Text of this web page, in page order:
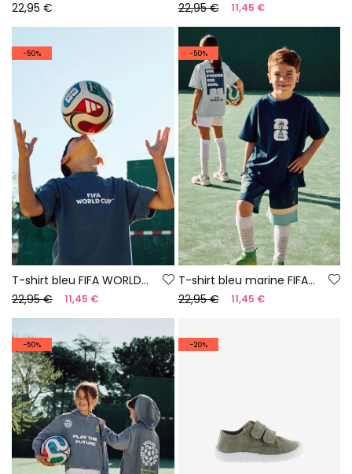
22,95 € 22,95 € 11,45 €
-50%
T-shirt bleu FIFA WORLD CUP 2026© X Boboli
22,95 €
11,45 €
-50%
T-shirt bleu marine FIFA WORLD CUP 2026© X Boboli
22,95 €
11,45 €
-50% -20%